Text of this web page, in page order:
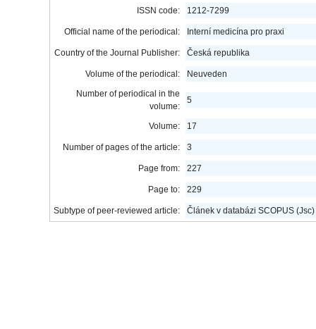
ISSN code: 1212-7299
Official name of the periodical: Interní medicína pro praxi
Country of the Journal Publisher: Česká republika
Volume of the periodical:
Neuveden
Number of periodical in the
volume:
5
Volume: 17
Number of pages of the article: 3
Page from: 227
Page to: 229
Subtype of peer-reviewed article: Článek v databázi SCOPUS (Jsc)